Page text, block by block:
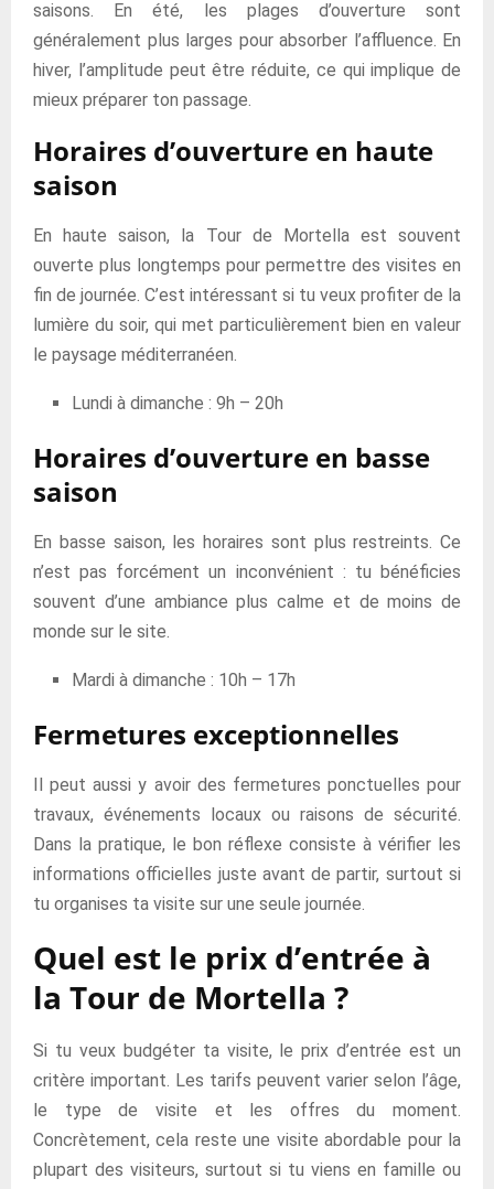
saisons. En été, les plages d’ouverture sont
généralement plus larges pour absorber l’affluence. En
hiver, l’amplitude peut être réduite, ce qui implique de
mieux préparer ton passage.
Horaires d’ouverture en haute
saison
En haute saison, la Tour de Mortella est souvent
ouverte plus longtemps pour permettre des visites en
fin de journée. C’est intéressant si tu veux profiter de la
lumière du soir, qui met particulièrement bien en valeur
le paysage méditerranéen.
Lundi à dimanche : 9h – 20h
Horaires d’ouverture en basse
saison
En basse saison, les horaires sont plus restreints. Ce
n’est pas forcément un inconvénient : tu bénéficies
souvent d’une ambiance plus calme et de moins de
monde sur le site.
Mardi à dimanche : 10h – 17h
Fermetures exceptionnelles
Il peut aussi y avoir des fermetures ponctuelles pour
travaux, événements locaux ou raisons de sécurité.
Dans la pratique, le bon réflexe consiste à vérifier les
informations officielles juste avant de partir, surtout si
tu organises ta visite sur une seule journée.
Quel est le prix d’entrée à
la Tour de Mortella ?
Si tu veux budgéter ta visite, le prix d’entrée est un
critère important. Les tarifs peuvent varier selon l’âge,
le type de visite et les offres du moment.
Concrètement, cela reste une visite abordable pour la
plupart des visiteurs, surtout si tu viens en famille ou